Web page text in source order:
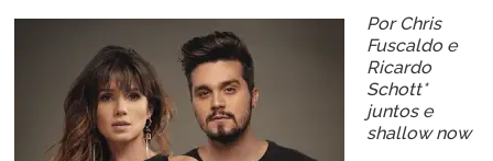
Por Chris
Fuscaldo e
Ricardo
Schott*
juntos e
shallow now